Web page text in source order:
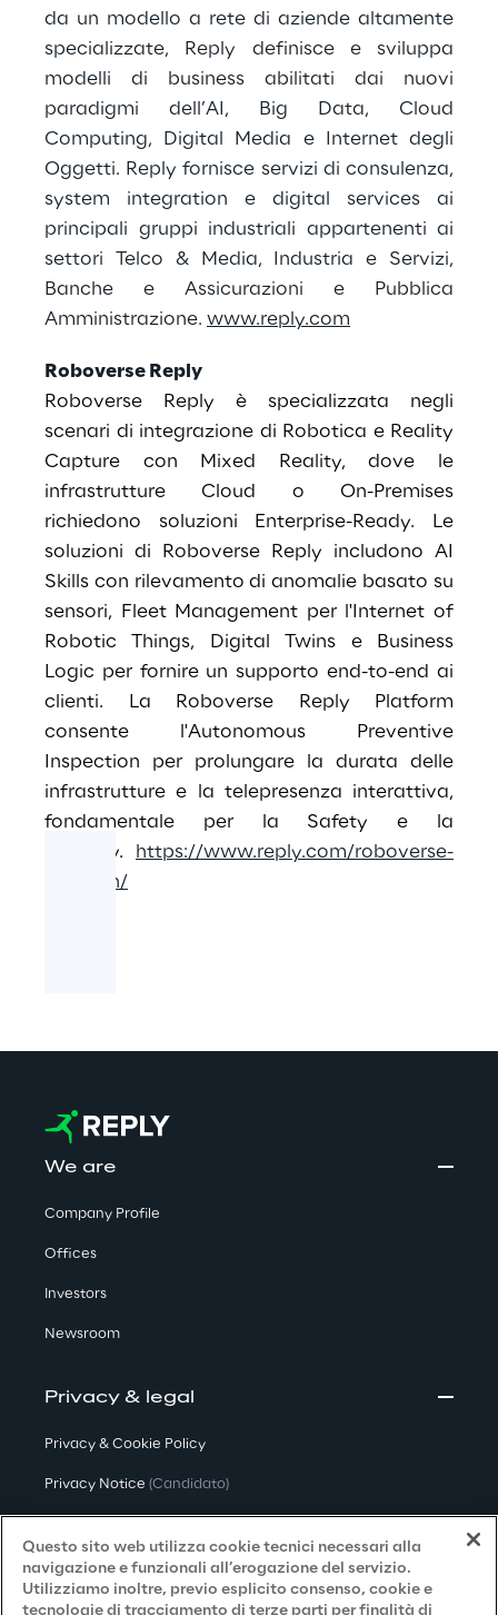
da un modello a rete di aziende altamente
specializzate, Reply definisce e sviluppa
modelli di business abilitati dai nuovi
paradigmi dell’AI, Big Data, Cloud
Computing, Digital Media e Internet degli
Oggetti. Reply fornisce servizi di consulenza,
system integration e digital services ai
principali gruppi industriali appartenenti ai
settori Telco & Media, Industria e Servizi,
Banche e Assicurazioni e Pubblica
Amministrazione. www.reply.com
Roboverse Reply
Roboverse Reply è specializzata negli
scenari di integrazione di Robotica e Reality
Capture con Mixed Reality, dove le
infrastrutture Cloud o On-Premises
richiedono soluzioni Enterprise-Ready. Le
soluzioni di Roboverse Reply includono AI
Skills con rilevamento di anomalie basato su
sensori, Fleet Management per l'Internet of
Robotic Things, Digital Twins e Business
Logic per fornire un supporto end-to-end ai
clienti. La Roboverse Reply Platform
consente l'Autonomous Preventive
Inspection per prolungare la durata delle
infrastrutture e la telepresenza interattiva,
fondamentale per la Safety e la
Security.
https://www.reply.com/roboverse-
reply/en/
We are
Company Profile
Offices
Investors
Newsroom
Privacy & legal
Privacy & Cookie Policy
Privacy Notice (Candidato)
Privacy Notice(Fornitore)
Privacy Notice (Marketing)
Questo sito web utilizza cookie tecnici necessari alla
navigazione e funzionali all’erogazione del servizio.
Utilizziamo inoltre, previo esplicito consenso, cookie e
tecnologie di tracciamento di terze parti per finalità di